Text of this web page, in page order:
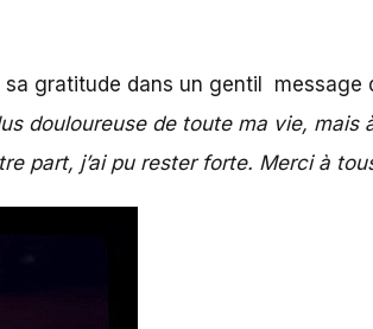
gratitude dans un gentil message
douloureuse de toute ma vie, mais
part, j’ai pu rester forte. Merci à